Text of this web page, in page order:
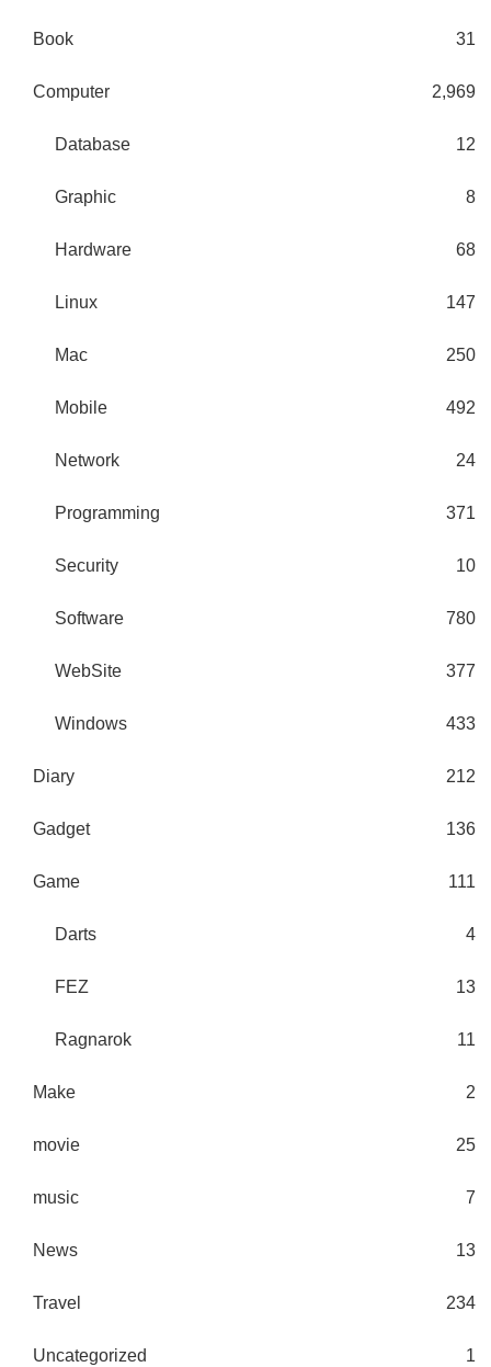
Book 31
Computer 2,969
Database 12
Graphic 8
Hardware 68
Linux 147
Mac 250
Mobile 492
Network 24
Programming 371
Security 10
Software 780
WebSite 377
Windows 433
Diary 212
Gadget 136
Game 111
Darts 4
FEZ 13
Ragnarok 11
Make 2
movie 25
music 7
News 13
Travel 234
Uncategorized 1